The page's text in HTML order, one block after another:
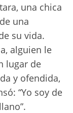
una chica
una
su vida.
alguien le
lugar de
y ofendida,
“Yo soy de